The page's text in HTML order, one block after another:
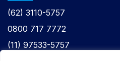
(62) 3110-5757
0800 717 7772
(11) 97533-5757